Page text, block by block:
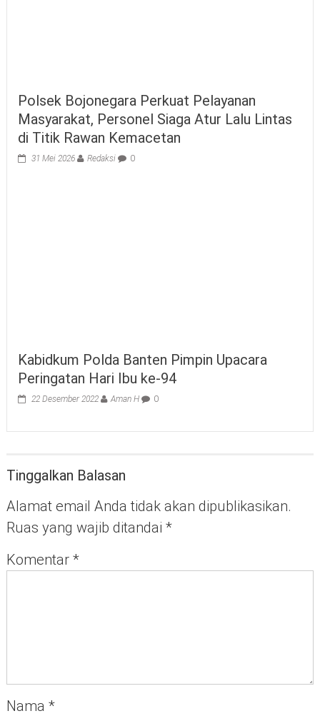
Polsek Bojonegara Perkuat Pelayanan
Masyarakat, Personel Siaga Atur Lalu Lintas
di Titik Rawan Kemacetan
31 Mei 2026 Redaksi 0
Kabidkum Polda Banten Pimpin Upacara
Peringatan Hari Ibu ke-94
22 Desember 2022 Aman H 0
Tinggalkan Balasan
Alamat email Anda tidak akan dipublikasikan.
Ruas yang wajib ditandai *
Komentar *
Nama *